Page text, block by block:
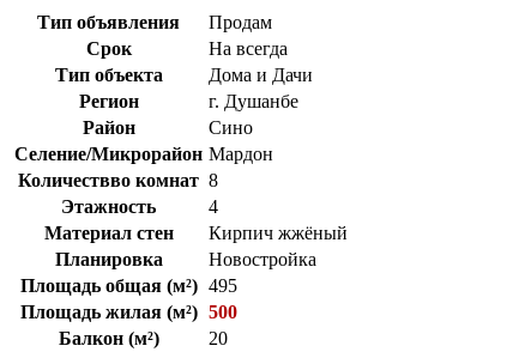
Тип объявления
Продам
Срок
На всегда
Тип объекта
Дома и Дачи
Регион
г. Душанбе
Район
Сино
Селение/Микрорайон Мардон
Количествво комнат 8
Этажность
4
Материал стен
Кирпич жжёный
Планировка
Новостройка
Площадь общая (м²) 495
Площадь жилая (м²) 500
Балкон (м²)
20